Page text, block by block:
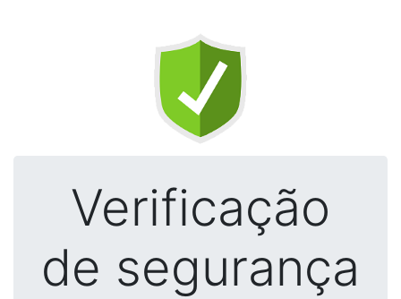
Verificação
de segurança